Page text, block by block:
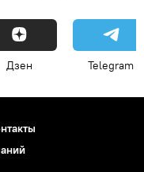
Дзен Telegram